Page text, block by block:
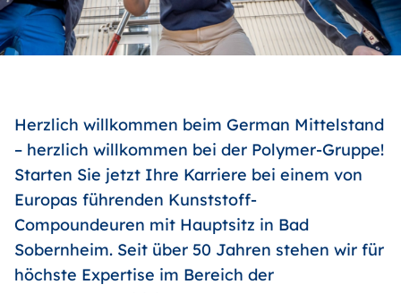
Herzlich willkommen beim German Mittelstand
– herzlich willkommen bei der Polymer-Gruppe!
Starten Sie jetzt Ihre Karriere bei einem von
Europas führenden Kunststoff-
Compoundeuren mit Hauptsitz in Bad
Sobernheim. Seit über 50 Jahren stehen wir für
höchste Expertise im Bereich der